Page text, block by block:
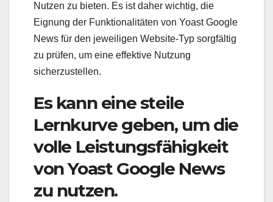
Nutzen zu bieten. Es ist daher wichtig, die
Eignung der Funktionalitäten von Yoast Google
News für den jeweiligen Website-Typ sorgfältig
zu prüfen, um eine effektive Nutzung
sicherzustellen.
Es kann eine steile
Lernkurve geben, um die
volle Leistungsfähigkeit
von Yoast Google News
zu nutzen.